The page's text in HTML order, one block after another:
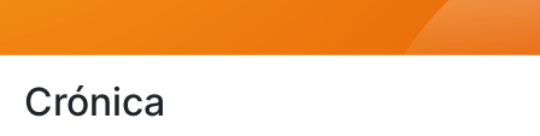
Mostrar/Ocultar
Crónica